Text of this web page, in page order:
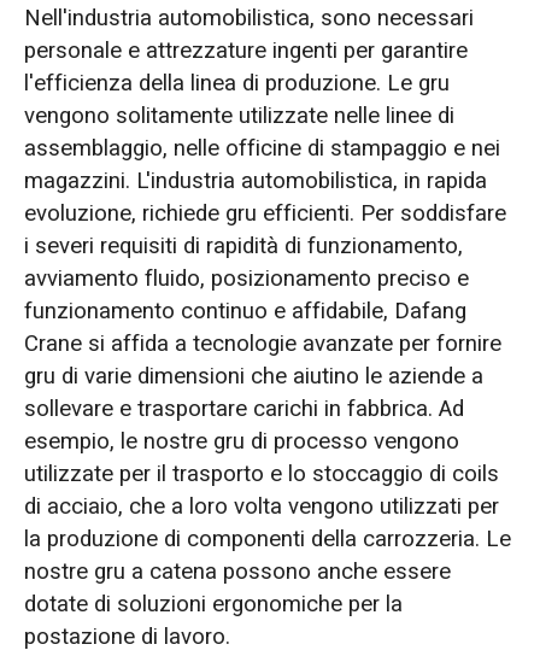
Nell'industria automobilistica, sono necessari
personale e attrezzature ingenti per garantire
l'efficienza della linea di produzione. Le gru
vengono solitamente utilizzate nelle linee di
assemblaggio, nelle officine di stampaggio e nei
magazzini. L'industria automobilistica, in rapida
evoluzione, richiede gru efficienti. Per soddisfare
i severi requisiti di rapidità di funzionamento,
avviamento fluido, posizionamento preciso e
funzionamento continuo e affidabile, Dafang
Crane si affida a tecnologie avanzate per fornire
gru di varie dimensioni che aiutino le aziende a
sollevare e trasportare carichi in fabbrica. Ad
esempio, le nostre gru di processo vengono
utilizzate per il trasporto e lo stoccaggio di coils
di acciaio, che a loro volta vengono utilizzati per
la produzione di componenti della carrozzeria. Le
nostre gru a catena possono anche essere
dotate di soluzioni ergonomiche per la
postazione di lavoro.